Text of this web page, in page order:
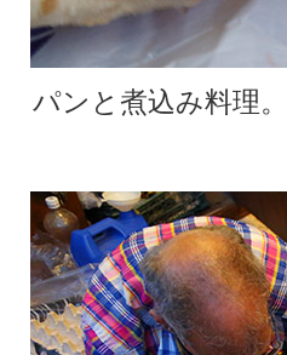
パンと煮込み料理